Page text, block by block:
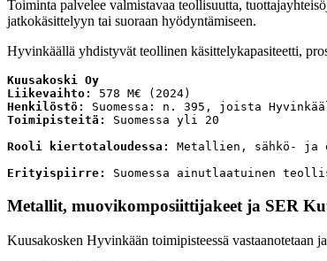
Toiminta palvelee valmistavaa teollisuutta,
jatkokäsittelyyn tai suoraan hyödyntämiseen.
Hyvinkäällä yhdistyvät teollinen käsittelykapasiteetti,
Kuusakoski Oy
Liikevaihto:
578 M€ (2024)
Henkilöstö:
Suomessa: n. 395, joista
Toimipisteitä:
Suomessa yli 20
Rooli kiertotaloudessa: Metallien, sähkö-
Erityispiirre: Suomessa ainutlaatuinen
Metallit, muovikomposiittijakeet ja SER
Kuusakosken Hyvinkään toimipisteessä vastaanotetaan